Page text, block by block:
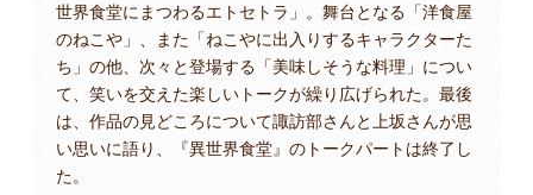
世界食堂にまつわるエトセトラ」。舞台となる「洋食屋
のねこや」、また「ねこやに出入りするキャラクターた
ち」の他、次々と登場する「美味しそうな料理」につい
て、笑いを交えた楽しいトークが繰り広げられた。最後
は、作品の見どころについて諏訪部さんと上坂さんが思
い思いに語り、『異世界食堂』のトークパートは終了し
た。